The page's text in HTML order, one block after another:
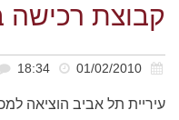
קבוצת רכישה
עיריית תל אביב הוציאה